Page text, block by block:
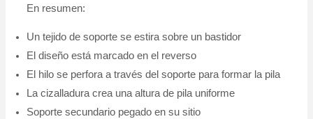
En resumen:
Un tejido de soporte se estira sobre un bastidor
El diseño está marcado en el reverso
El hilo se perfora a través del soporte para formar la pila
La cizalladura crea una altura de pila uniforme
Soporte secundario pegado en su sitio